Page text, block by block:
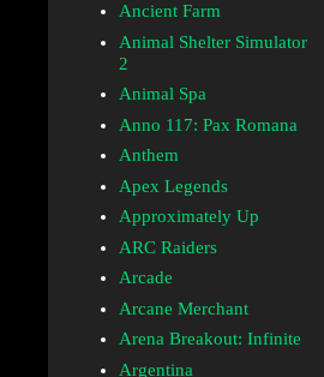
Ancient Farm
Animal Shelter Simulator
2
Animal Spa
Anno 117: Pax Romana
Anthem
Apex Legends
Approximately Up
ARC Raiders
Arcade
Arcane Merchant
Arena Breakout: Infinite
Argentina